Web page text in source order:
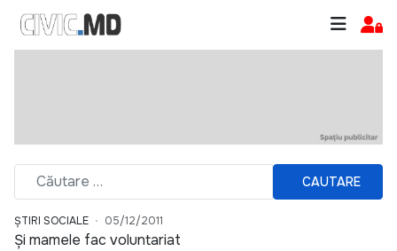
CAUTARE
ȘTIRI SOCIALE 05/12/2011
Şi mamele fac voluntariat